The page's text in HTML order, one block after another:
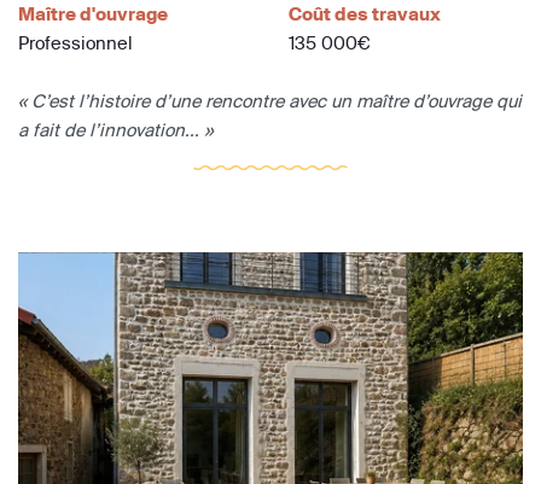
Maître d'ouvrage
Professionnel
Coût des travaux
135 000€
« C’est l’histoire d’une rencontre avec un maître d’ouvrage qui
a fait de l’innovation... »